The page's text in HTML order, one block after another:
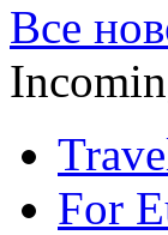
Все
For